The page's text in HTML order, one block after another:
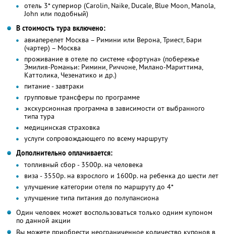
отель 3* супериор (Carolin, Naike, Ducale, Blue Moon, Manola,
John или подобный)
В стоимость тура включено:
авиаперелет Москва – Римини или Верона, Триест, Бари
(чартер) – Москва
проживание в отеле по системе «фортуна» (побережье
Эмилия-Романьи: Римини, Риччоне, Милано-Мариттима,
Каттолика, Чезенатико и др.)
питание - завтраки
групповые трансферы по программе
экскурсионная программа в зависимости от выбранного
типа тура
медицинская страховка
услуги сопровождающего по всему маршруту
Дополнительно оплачивается:
топливный сбор - 3500р. на человека
виза - 3550р. на взрослого и 1600р. на ребенка до шести лет
улучшение категории отеля по маршруту до 4*
улучшение типа питания до полупансиона
Один человек может воспользоваться только одним купоном
по данной акции
Вы можете приобрести неограниченное количество купонов в